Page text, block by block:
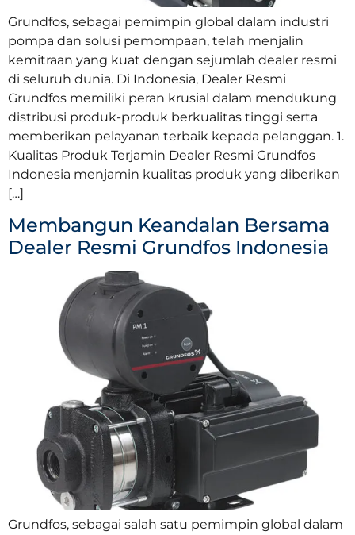
Grundfos, sebagai pemimpin global dalam industri
pompa dan solusi pemompaan, telah menjalin
kemitraan yang kuat dengan sejumlah dealer resmi
di seluruh dunia. Di Indonesia, Dealer Resmi
Grundfos memiliki peran krusial dalam mendukung
distribusi produk-produk berkualitas tinggi serta
memberikan pelayanan terbaik kepada pelanggan. 1.
Kualitas Produk Terjamin Dealer Resmi Grundfos
Indonesia menjamin kualitas produk yang diberikan
[…]
Membangun Keandalan Bersama
Dealer Resmi Grundfos Indonesia
Grundfos, sebagai salah satu pemimpin global dalam